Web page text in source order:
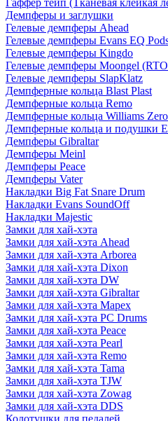
Гаффер тейп (Тканевая клейкая
Демпферы и заглушки
Гелевые демпферы Ahead
Гелевые демпферы Evans EQ
Гелевые демпферы Kingdo
Гелевые демпферы Moongel
Гелевые демпферы SlapKlatz
Демпферные кольца Blast Plast
Демпферные кольца Remo
Демпферные кольца Williams
Демпферные кольца и подушки
Демпферы Gibraltar
Демпферы Meinl
Демпферы Peace
Демпферы Vater
Накладки Big Fat Snare Drum
Накладки Evans SoundOff
Накладки Majestic
Замки для хай-хэта
Замки для хай-хэта Ahead
Замки для хай-хэта Arborea
Замки для хай-хэта Dixon
Замки для хай-хэта DW
Замки для хай-хэта Gibraltar
Замки для хай-хэта Mapex
Замки для хай-хэта PC Drums
Замки для хай-хэта Peace
Замки для хай-хэта Pearl
Замки для хай-хэта Remo
Замки для хай-хэта Tama
Замки для хай-хэта TJW
Замки для хай-хэта Zowag
Замки для хай-хэта DDS
Колотушки для педалей